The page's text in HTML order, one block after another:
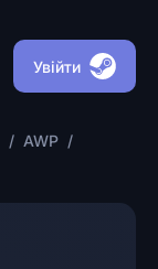
Увійти
/ AWP /